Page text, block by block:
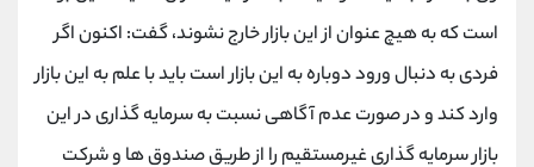
است که به هیچ عنوان از این بازار خارج نشوند، گفت: اکنون اگر
فردی به دنبال ورود دوباره به این بازار است باید با علم به این بازار
وارد کند و در صورت عدم آگاهی نسبت به سرمایه گذاری در این
بازار سرمایه گذاری غیرمستقیم را از طریق صندوق ها و شرکت